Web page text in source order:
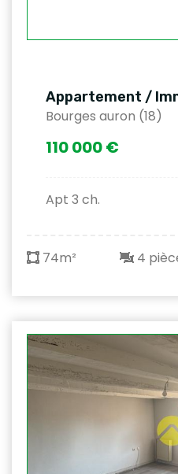
Appartement /
Bourges auron (18)
110 000 €
Apt 3 ch.
74m² 4